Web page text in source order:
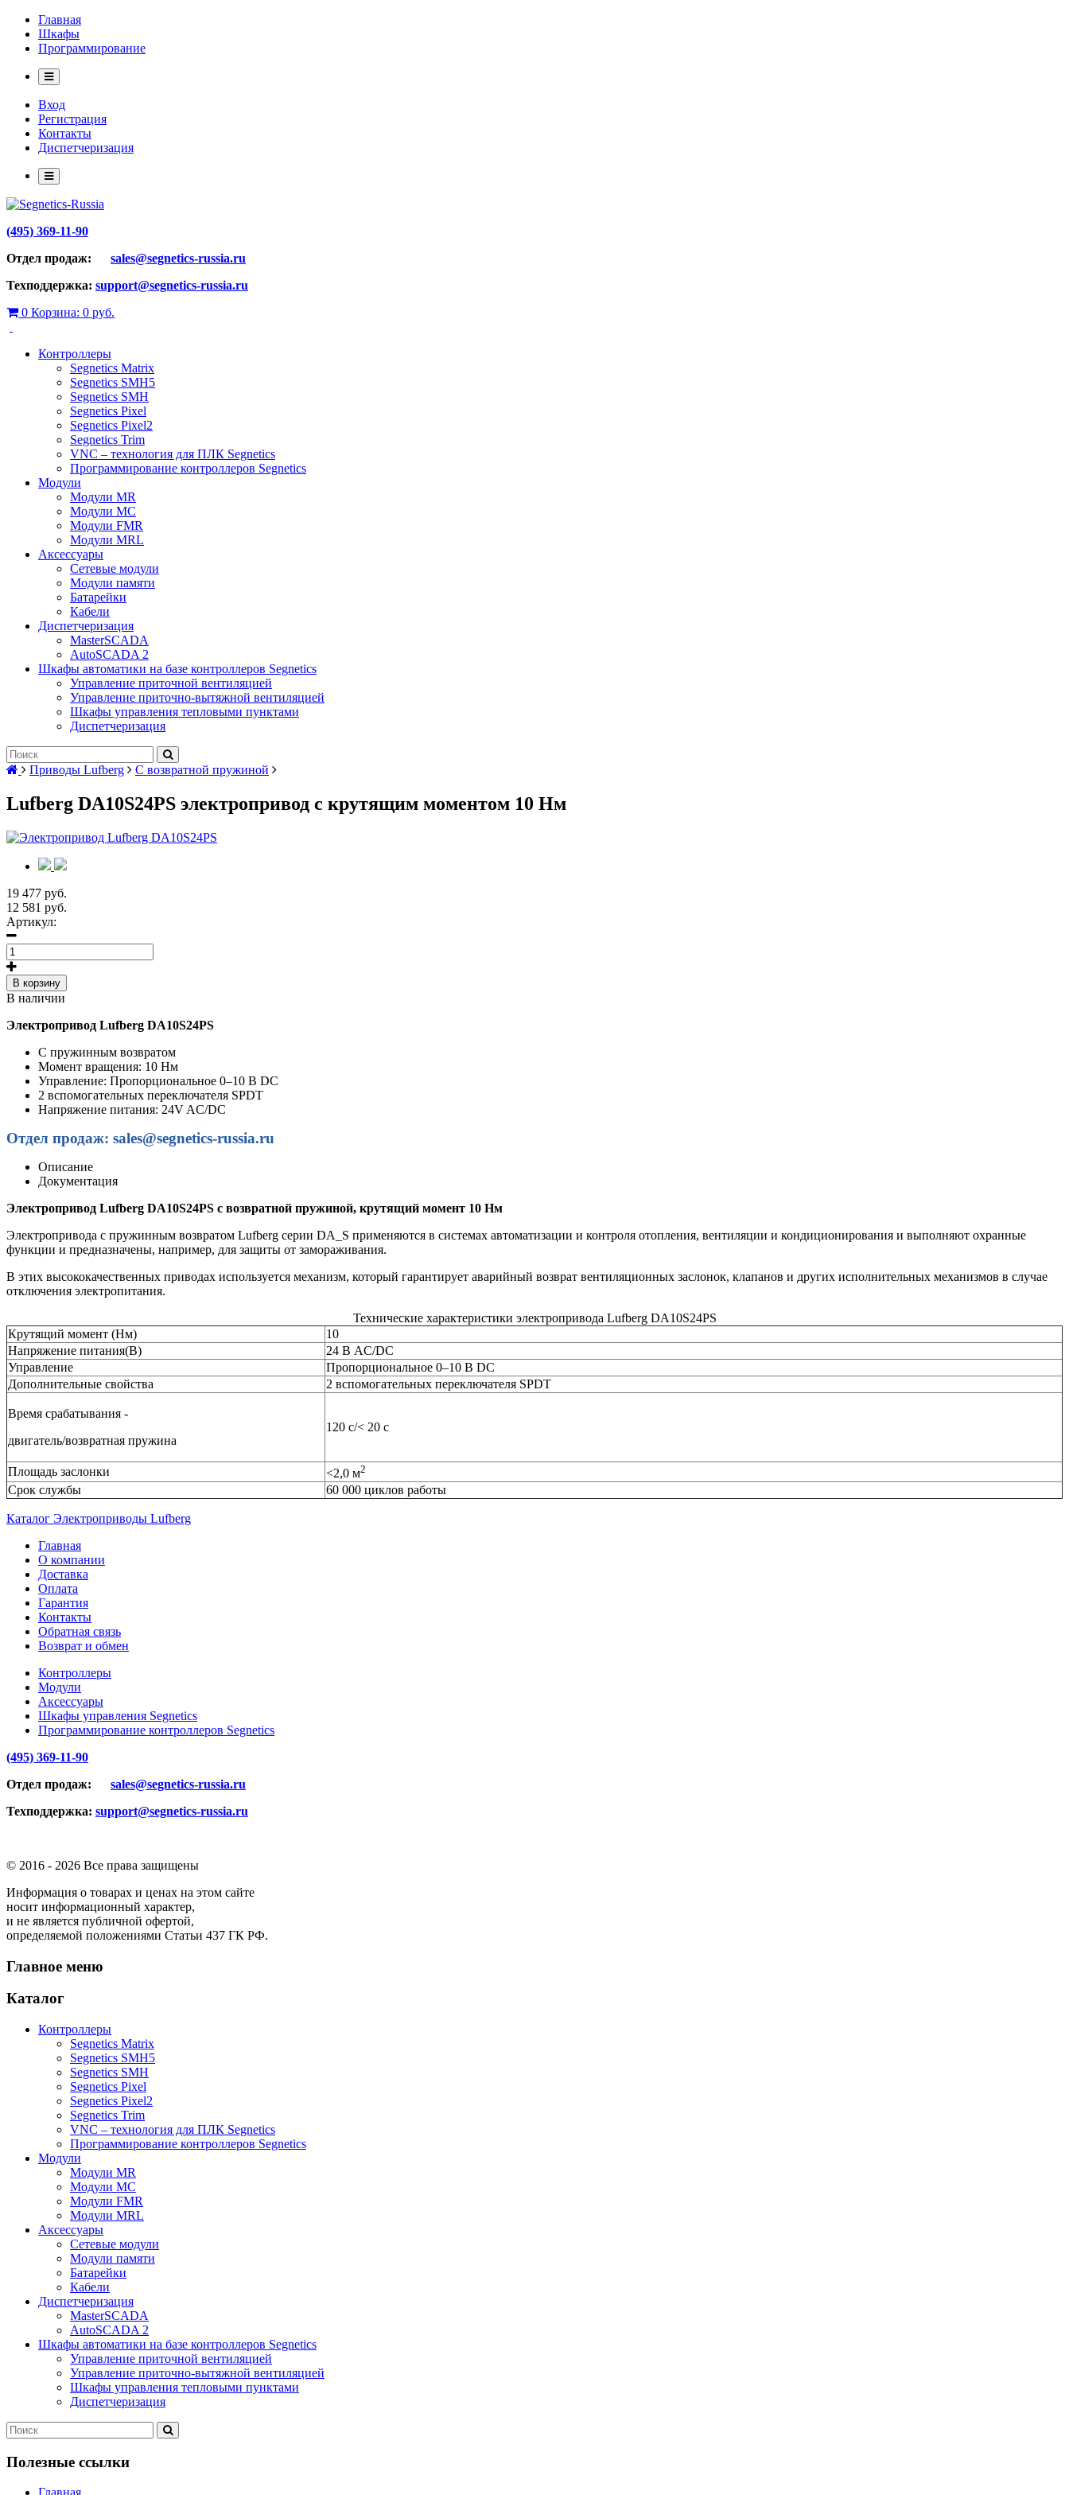
Главная
Шкафы
Программирование
Вход
Регистрация
Контакты
Диспетчеризация
(495) 369-11-90
Отдел продаж: sales@segnetics-russia.ru
Техподдержка: support@segnetics-russia.ru
0 Корзина: 0 руб.
Контроллеры
Segnetics Matrix
Segnetics SMH5
Segnetics SMH
Segnetics Pixel
Segnetics Pixel2
Segnetics Trim
VNC – технология для ПЛК Segnetics
Программирование контроллеров Segnetics
Модули
Модули MR
Модули MC
Модули FMR
Модули MRL
Аксеcсуары
Сетевые модули
Модули памяти
Батарейки
Кабели
Диспетчеризация
MasterSCADA
AutoSCADA 2
Шкафы автоматики на базе контроллеров Segnetics
Управление приточной вентиляцией
Управление приточно-вытяжной вентиляцией
Шкафы управления тепловыми пунктами
Диспетчеризация
Приводы Lufberg С возвратной пружиной
Lufberg DA10S24PS электропривод с крутящим моментом 10 Нм
19 477 руб.
12 581 руб.
Артикул:
В корзину
В наличии
Электропривод Lufberg DA10S24PS
С пружинным возвратом
Момент вращения: 10 Нм
Управление: Пропорциональное 0–10 В DC
2 вспомогательных переключателя SPDT
Напряжение питания: 24V AC/DC
Отдел продаж: sales@segnetics-russia.ru
Описание
Документация
Электропривод Lufberg DA10S24PS с возвратной пружиной, крутящий момент 10 Нм
Электропривода с пружинным возвратом Lufberg серии DA_S применяются в системах автоматизации и контроля отопления, вентиляции и кондиционирования и выполняют охранные
функции и предназначены, например, для защиты от замораживания.
В этих высококачественных приводах используется механизм, который гарантирует аварийный возврат вентиляционных заслонок, клапанов и других исполнительных механизмов в случае
отключения электропитания.
Технические характеристики электропривода Lufberg DA10S24PS
Крутящий момент (Нм)
10
Напряжение питания(В)
24 В AC/DC
Управление
Пропорциональное 0–10 В DC
Дополнительные свойства
2 вспомогательных переключателя SPDT
Время срабатывания -
двигатель/возвратная пружина
120 с/< 20 с
Площадь заслонки <2,0 м2
Срок службы 60 000 циклов работы
Каталог Электроприводы Lufberg
Главная
О компании
Доставка
Оплата
Гарантия
Контакты
Обратная связь
Возврат и обмен
Контроллеры
Модули
Аксессуары
Шкафы управления Segnetics
Программирование контроллеров Segnetics
(495) 369-11-90
Отдел продаж: sales@segnetics-russia.ru
Техподдержка: support@segnetics-russia.ru
© 2016 - 2026 Все права защищены
Информация о товарах и ценах на этом сайте
носит информационный характер,
и не является публичной офертой,
определяемой положениями Статьи 437 ГК РФ.
Главное меню
Каталог
Контроллеры
Segnetics Matrix
Segnetics SMH5
Segnetics SMH
Segnetics Pixel
Segnetics Pixel2
Segnetics Trim
VNC – технология для ПЛК Segnetics
Программирование контроллеров Segnetics
Модули
Модули MR
Модули MC
Модули FMR
Модули MRL
Аксеcсуары
Сетевые модули
Модули памяти
Батарейки
Кабели
Диспетчеризация
MasterSCADA
AutoSCADA 2
Шкафы автоматики на базе контроллеров Segnetics
Управление приточной вентиляцией
Управление приточно-вытяжной вентиляцией
Шкафы управления тепловыми пунктами
Диспетчеризация
Полезные ссылки